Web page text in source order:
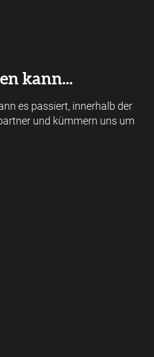
kann...
es passiert, innerhalb der
und kümmern uns um